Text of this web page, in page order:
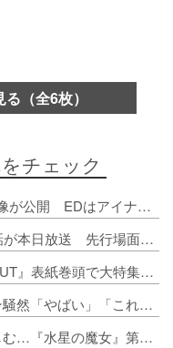
（全6枚）
チェック
1. ガンダム『水星の魔女』OP映像が公開 EDはアイナ・ジ・エンドが担当 8月に声優出演イベント開催
2. ガンダム『水星の魔女』第14話が本日放送 先行場面カット公開「彼女たちのネガイ」とは
3. ガンダム『水星の魔女』、『CUT』表紙巻頭で大特集 夢中にさせる理由は？全22ページ
4. 『水星の魔女』急展開にファン騒然「やばい」「これぞ、ガンダム」 トレンド1位の大盛り上がり
5. ソフィとノレアが学園生活楽しむ…『水星の魔女』第14話のエンドカードにスレッタ役「普通の学園生活送ってほしかったな」